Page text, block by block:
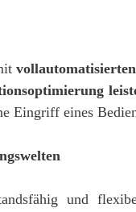
Eingriff eines
und